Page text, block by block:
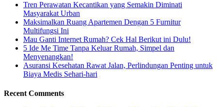
Tren Perawatan Kecantikan yang Semakin Diminati
Masyarakat Urban
Maksimalkan Ruang Apartemen Dengan 5 Furnitur
Multifungsi Ini
Mau Ganti Internet Rumah? Cek Hal Berikut ini Dulu!
5 Ide Me Time Tanpa Keluar Rumah, Simpel dan
Menyenangkan!
Asuransi Kesehatan Rawat Jalan, Perlindungan Penting untuk
Biaya Medis Sehari-hari
Recent Comments